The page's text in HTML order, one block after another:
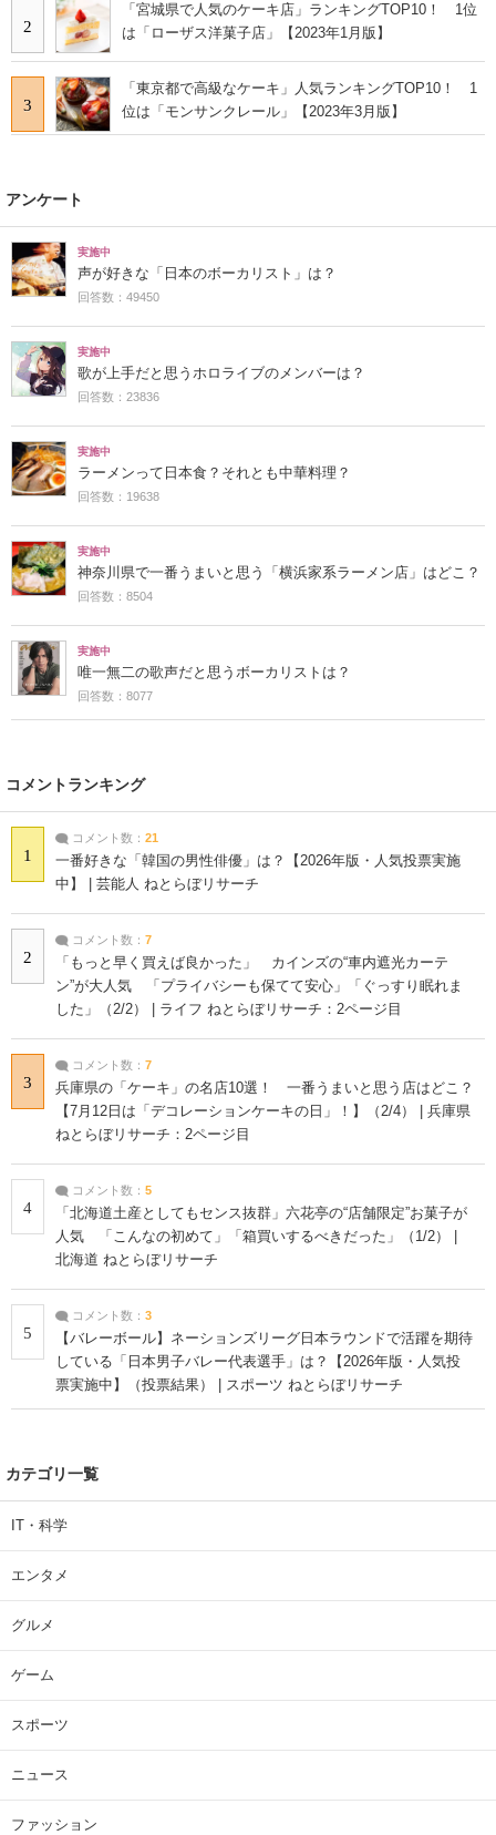
2
「宮城県で人気のケーキ店」ランキングTOP10！ 1位
は「ローザス洋菓子店」【2023年1月版】
3
「東京都で高級なケーキ」人気ランキングTOP10！ 1
位は「モンサンクレール」【2023年3月版】
アンケート
実施中
声が好きな「日本のボーカリスト」は？
回答数：49450
実施中
歌が上手だと思うホロライブのメンバーは？
回答数：23836
実施中
ラーメンって日本食？それとも中華料理？
回答数：19638
実施中
神奈川県で一番うまいと思う「横浜家系ラーメン店」はどこ？
回答数：8504
実施中
唯一無二の歌声だと思うボーカリストは？
回答数：8077
コメントランキング
1
コメント数： 21
一番好きな「韓国の男性俳優」は？【2026年版・人気投票実施
中】 | 芸能人 ねとらぼリサーチ
2
コメント数： 7
「もっと早く買えば良かった」 カインズの“車内遮光カーテ
ン”が大人気 「プライバシーも保てて安心」「ぐっすり眠れま
した」（2/2） | ライフ ねとらぼリサーチ：2ページ目
3
コメント数： 7
兵庫県の「ケーキ」の名店10選！ 一番うまいと思う店はどこ？
【7月12日は「デコレーションケーキの日」！】（2/4） | 兵庫県
ねとらぼリサーチ：2ページ目
4
コメント数： 5
「北海道土産としてもセンス抜群」六花亭の“店舗限定”お菓子が
人気 「こんなの初めて」「箱買いするべきだった」（1/2） |
北海道 ねとらぼリサーチ
5
コメント数： 3
【バレーボール】ネーションズリーグ日本ラウンドで活躍を期待
している「日本男子バレー代表選手」は？【2026年版・人気投
票実施中】（投票結果） | スポーツ ねとらぼリサーチ
カテゴリ一覧
IT・科学
エンタメ
グルメ
ゲーム
スポーツ
ニュース
ファッション